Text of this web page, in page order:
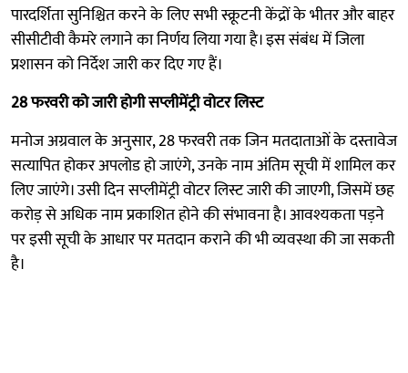
पारदर्शिता सुनिश्चित करने के लिए सभी स्क्रूटनी केंद्रों के भीतर और बाहर
सीसीटीवी कैमरे लगाने का निर्णय लिया गया है। इस संबंध में जिला
प्रशासन को निर्देश जारी कर दिए गए हैं।
28 फरवरी को जारी होगी सप्लीमेंट्री वोटर लिस्ट
मनोज अग्रवाल के अनुसार, 28 फरवरी तक जिन मतदाताओं के दस्तावेज
सत्यापित होकर अपलोड हो जाएंगे, उनके नाम अंतिम सूची में शामिल कर
लिए जाएंगे। उसी दिन सप्लीमेंट्री वोटर लिस्ट जारी की जाएगी, जिसमें छह
करोड़ से अधिक नाम प्रकाशित होने की संभावना है। आवश्यकता पड़ने
पर इसी सूची के आधार पर मतदान कराने की भी व्यवस्था की जा सकती
है।